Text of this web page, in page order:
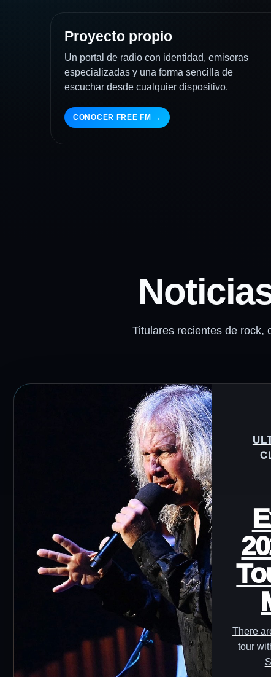
Proyecto propio
Un portal de radio con identidad, emisoras
especializadas y una forma sencilla de
escuchar desde cualquier dispositivo.
CONOCER FREE FM →
Titulares recientes de rock,
There
tour